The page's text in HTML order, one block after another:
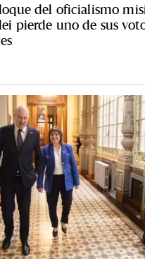
del oficialismo
pierde uno de sus